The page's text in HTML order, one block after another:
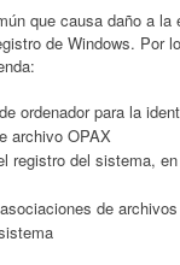
que causa daño a
de Windows. Por
ordenador para la
archivo OPAX
registro del sistema,
de